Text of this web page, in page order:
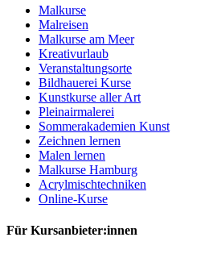
Malkurse
Malreisen
Malkurse am Meer
Kreativurlaub
Veranstaltungsorte
Bildhauerei Kurse
Kunstkurse aller Art
Pleinairmalerei
Sommerakademien Kunst
Zeichnen lernen
Malen lernen
Malkurse Hamburg
Acrylmischtechniken
Online-Kurse
Für Kursanbieter:innen